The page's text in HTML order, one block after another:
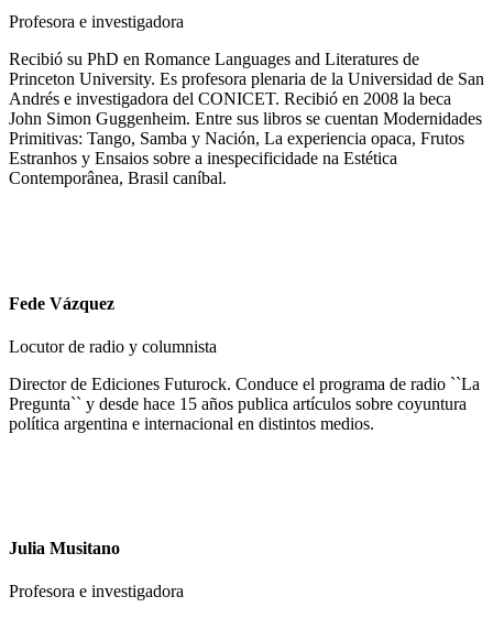
Profesora e investigadora
Recibió su PhD en Romance Languages and Literatures de
Princeton University. Es profesora plenaria de la Universidad de San
Andrés e investigadora del CONICET. Recibió en 2008 la beca
John Simon Guggenheim. Entre sus libros se cuentan Modernidades
Primitivas: Tango, Samba y Nación, La experiencia opaca, Frutos
Estranhos y Ensaios sobre a inespecificidade na Estética
Contemporânea, Brasil caníbal.
Fede Vázquez
Locutor de radio y columnista
Director de Ediciones Futurock. Conduce el programa de radio ``La
Pregunta`` y desde hace 15 años publica artículos sobre coyuntura
política argentina e internacional en distintos medios.
Julia Musitano
Profesora e investigadora